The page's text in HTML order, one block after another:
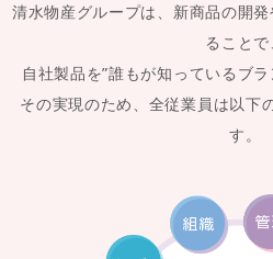
清水物産グループは、新商品の開
ることで
自社製品を”誰もが知っているブラ
その実現のため、全従業員は以下
す。